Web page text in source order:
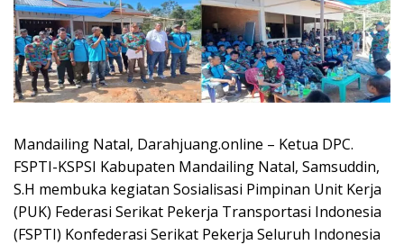
Mandailing Natal, Darahjuang.online – Ketua DPC.
FSPTI-KSPSI Kabupaten Mandailing Natal, Samsuddin,
S.H membuka kegiatan Sosialisasi Pimpinan Unit Kerja
(PUK) Federasi Serikat Pekerja Transportasi Indonesia
(FSPTI) Konfederasi Serikat Pekerja Seluruh Indonesia